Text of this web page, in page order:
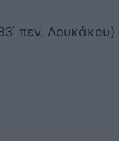
πεν. Λουκάκου)